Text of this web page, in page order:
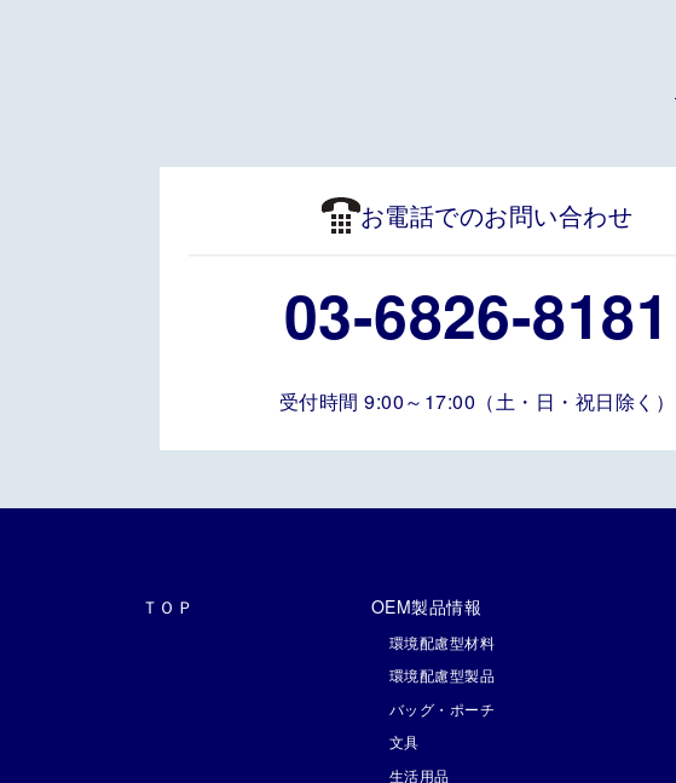
お電話でのお問い合わせ
03-6826-8181
受付時間 9:00～17:00（土・日・祝日除く）
ＴＯＰ OEM製品情報
環境配慮型材料
環境配慮型製品
バッグ・ポーチ
文具
生活用品